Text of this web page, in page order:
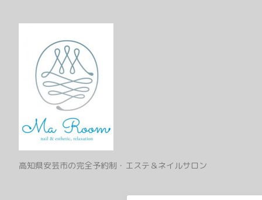
高知県安芸市の完全予約制・エステ＆ネイルサロン